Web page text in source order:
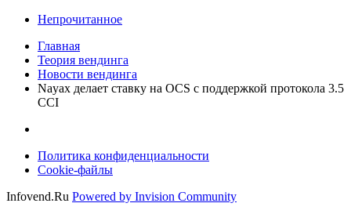
Непрочитанное
Главная
Теория вендинга
Новости вендинга
Nayax делает ставку на OCS с поддержкой протокола 3.5
CCI
Политика конфиденциальности
Cookie-файлы
Infovend.Ru Powered by Invision Community